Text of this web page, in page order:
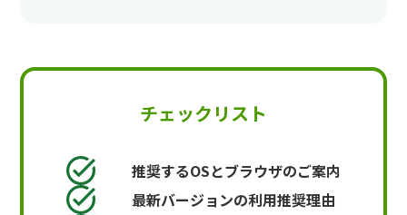
チェックリスト
推奨するOSとブラウザのご案内
最新バージョンの利用推奨理由